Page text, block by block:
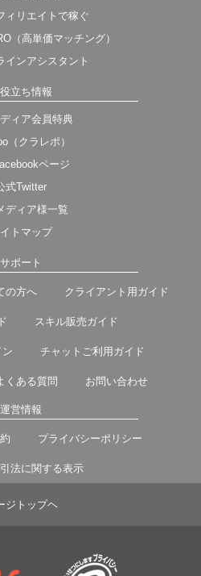
ィリエイトで稼ぐ
（高単価マッチング）
インアシスタント
立ち情報
ィア会員特典
（クラレポ）
ページ
式Twitter
ディア様一覧
トマップ
サポート
の方へ クライアント用ガイド
スキル販売ガイド
チャットご利用ガイド
くある質問 お問い合わせ
運営情報
プライバシーポリシー
法に関する表示
ジトップヘ